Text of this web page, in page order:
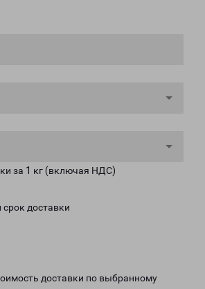
за 1 кг (включая НДС)
доставки
доставки по выбранному